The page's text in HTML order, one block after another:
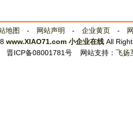
地图 - 网站声明 - 企业黄页-
www.XIAO71.com 小企业在线All
晋ICP备08001781号
网站支持： 飞扬